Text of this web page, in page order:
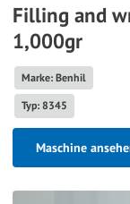
Filling and
1,000gr
Marke: Benhil
Typ: 8345
Maschine